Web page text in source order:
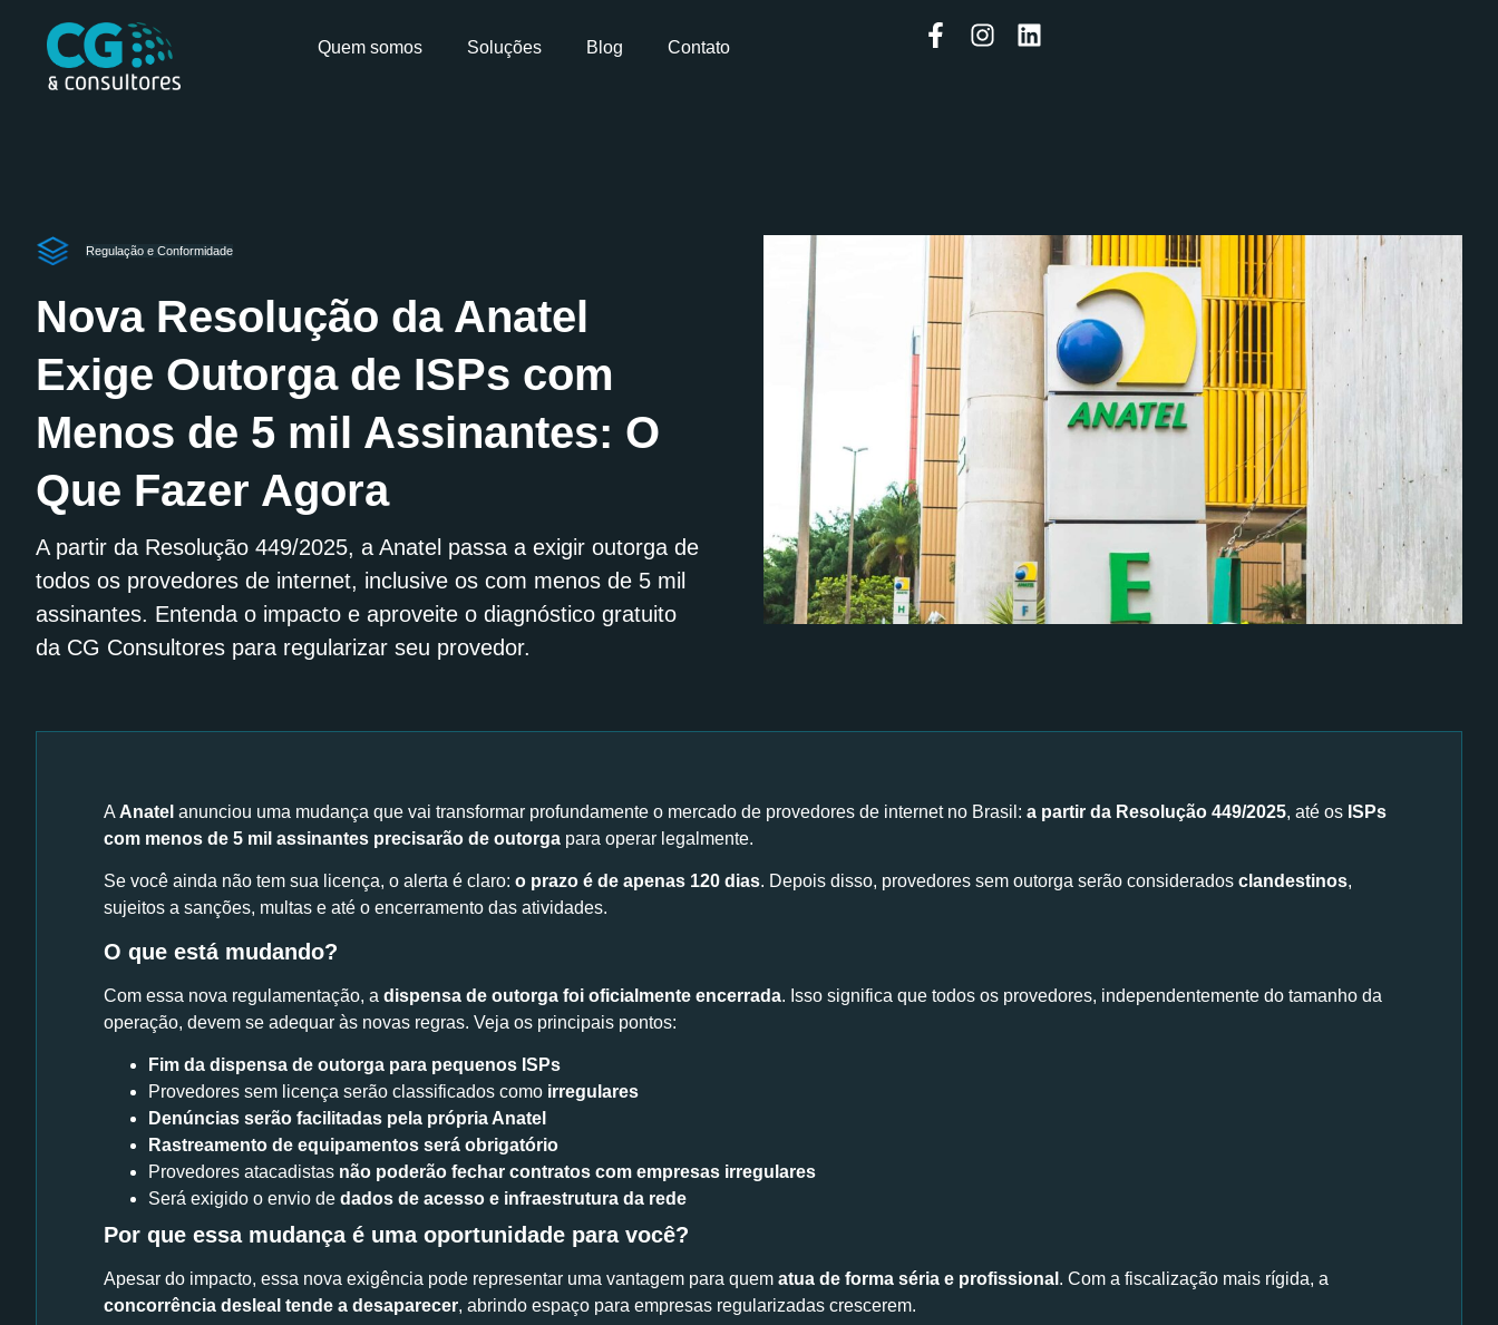
Quem somos Soluções Blog Contato
Regulação e Conformidade
Nova Resolução da Anatel
Exige Outorga de ISPs com
Menos de 5 mil Assinantes: O
Que Fazer Agora
A partir da Resolução 449/2025, a Anatel passa a exigir outorga de
todos os provedores de internet, inclusive os com menos de 5 mil
assinantes. Entenda o impacto e aproveite o diagnóstico gratuito
da CG Consultores para regularizar seu provedor.
A Anatel anunciou uma mudança que vai transformar profundamente o mercado de provedores de internet no Brasil: a partir da Resolução 449/2025, até os ISPs
com menos de 5 mil assinantes precisarão de outorga para operar legalmente.
Se você ainda não tem sua licença, o alerta é claro: o prazo é de apenas 120 dias. Depois disso, provedores sem outorga serão considerados clandestinos,
sujeitos a sanções, multas e até o encerramento das atividades.
O que está mudando?
Com essa nova regulamentação, a dispensa de outorga foi oficialmente encerrada. Isso significa que todos os provedores, independentemente do tamanho da
operação, devem se adequar às novas regras. Veja os principais pontos:
Fim da dispensa de outorga para pequenos ISPs
Provedores sem licença serão classificados como irregulares
Denúncias serão facilitadas pela própria Anatel
Rastreamento de equipamentos será obrigatório
Provedores atacadistas não poderão fechar contratos com empresas irregulares
Será exigido o envio de dados de acesso e infraestrutura da rede
Por que essa mudança é uma oportunidade para você?
Apesar do impacto, essa nova exigência pode representar uma vantagem para quem atua de forma séria e profissional . Com a fiscalização mais rígida, a
concorrência desleal tende a desaparecer, abrindo espaço para empresas regularizadas crescerem.